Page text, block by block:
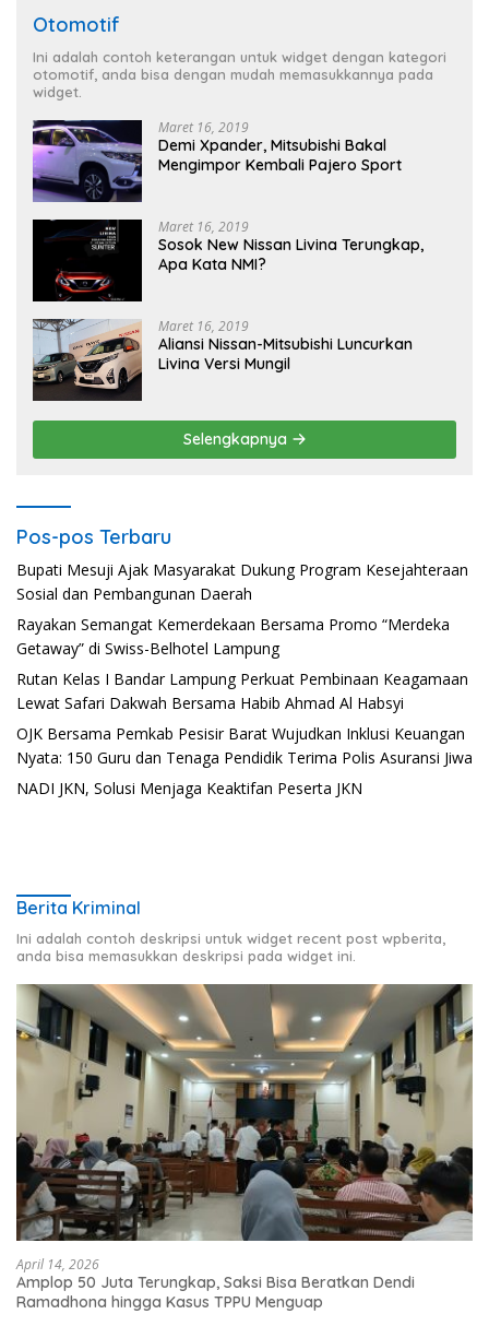
Otomotif
Ini adalah contoh keterangan untuk widget dengan kategori
otomotif, anda bisa dengan mudah memasukkannya pada
widget.
Maret 16, 2019
Demi Xpander, Mitsubishi Bakal
Mengimpor Kembali Pajero Sport
Maret 16, 2019
Sosok New Nissan Livina Terungkap,
Apa Kata NMI?
Maret 16, 2019
Aliansi Nissan-Mitsubishi Luncurkan
Livina Versi Mungil
Selengkapnya
Pos-pos Terbaru
Bupati Mesuji Ajak Masyarakat Dukung Program Kesejahteraan
Sosial dan Pembangunan Daerah
Rayakan Semangat Kemerdekaan Bersama Promo “Merdeka
Getaway” di Swiss-Belhotel Lampung
Rutan Kelas I Bandar Lampung Perkuat Pembinaan Keagamaan
Lewat Safari Dakwah Bersama Habib Ahmad Al Habsyi
OJK Bersama Pemkab Pesisir Barat Wujudkan Inklusi Keuangan
Nyata: 150 Guru dan Tenaga Pendidik Terima Polis Asuransi Jiwa
NADI JKN, Solusi Menjaga Keaktifan Peserta JKN
Berita Kriminal
Ini adalah contoh deskripsi untuk widget recent post wpberita,
anda bisa memasukkan deskripsi pada widget ini.
April 14, 2026
Amplop 50 Juta Terungkap, Saksi Bisa Beratkan Dendi
Ramadhona hingga Kasus TPPU Menguap